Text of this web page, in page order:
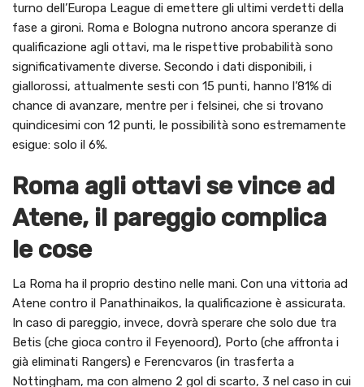
turno dell’Europa League di emettere gli ultimi verdetti della
fase a gironi. Roma e Bologna nutrono ancora speranze di
qualificazione agli ottavi, ma le rispettive probabilità sono
significativamente diverse. Secondo i dati disponibili, i
giallorossi, attualmente sesti con 15 punti, hanno l’81% di
chance di avanzare, mentre per i felsinei, che si trovano
quindicesimi con 12 punti, le possibilità sono estremamente
esigue: solo il 6%.
Roma agli ottavi se vince ad
Atene, il pareggio complica
le cose
La Roma ha il proprio destino nelle mani. Con una vittoria ad
Atene contro il Panathinaikos, la qualificazione è assicurata.
In caso di pareggio, invece, dovrà sperare che solo due tra
Betis (che gioca contro il Feyenoord), Porto (che affronta i
già eliminati Rangers) e Ferencvaros (in trasferta a
Nottingham, ma con almeno 2 gol di scarto, 3 nel caso in cui